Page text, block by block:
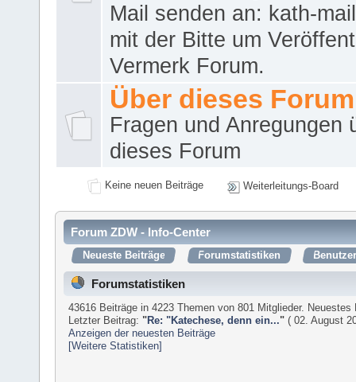
Mail senden an: kath-
mit der Bitte um
Vermerk Forum.
Über dieses Forum
Fragen und Anregungen
dieses Forum
Keine neuen Beiträge Weiterleitungs-Board
Forum ZDW - Info-Center
Neueste Beiträge Forumstatistiken
Forumstatistiken
43616 Beiträge in 4223 Themen von 801 Mitglieder.
Letzter Beitrag: "Re: "Katechese, denn ein..." ( 02. August
Anzeigen der neuesten Beiträge
[Weitere Statistiken]